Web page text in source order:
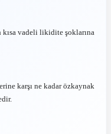
kısa vadeli likidite şoklarına
karşı ne kadar özkaynak